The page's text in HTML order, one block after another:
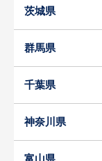
茨城県
群馬県
千葉県
神奈川県
富山県